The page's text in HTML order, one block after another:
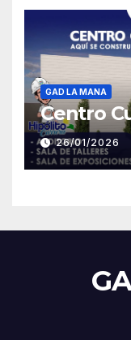
GAD LA MANA
Centro
26/01/2026